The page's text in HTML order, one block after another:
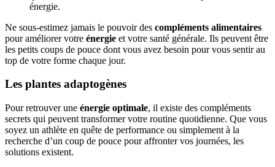
énergie.
Ne sous-estimez jamais le pouvoir des compléments alimentaires
pour améliorer votre énergie et votre santé générale. Ils peuvent être
les petits coups de pouce dont vous avez besoin pour vous sentir au
top de votre forme chaque jour.
Les plantes adaptogènes
Pour retrouver une énergie optimale, il existe des compléments
secrets qui peuvent transformer votre routine quotidienne. Que vous
soyez un athlète en quête de performance ou simplement à la
recherche d’un coup de pouce pour affronter vos journées, les
solutions existent.